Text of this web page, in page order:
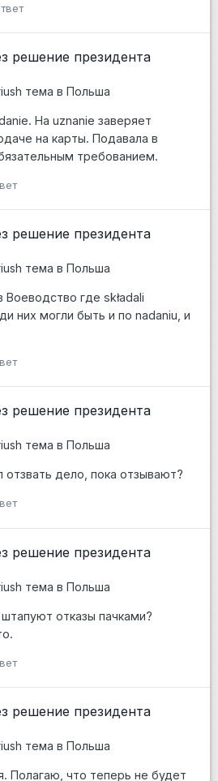
решение президента
тема в Польша
На uznanie заверяет
на карты. Подавала в
требованием.
решение президента
тема в Польша
где składali
них могли быть и по nadaniu, и
решение президента
тема в Польша
дело, пока отзывают?
решение президента
тема в Польша
отказы пачками?
решение президента
тема в Польша
Полагаю, что теперь не будет